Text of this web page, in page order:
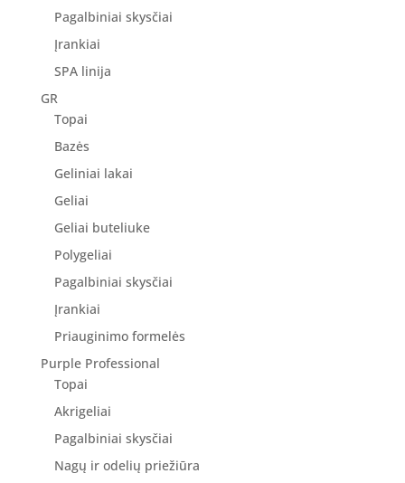
Pagalbiniai skysčiai
Įrankiai
SPA linija
GR
Topai
Bazės
Geliniai lakai
Geliai
Geliai buteliuke
Polygeliai
Pagalbiniai skysčiai
Įrankiai
Priauginimo formelės
Purple Professional
Topai
Akrigeliai
Pagalbiniai skysčiai
Nagų ir odelių priežiūra